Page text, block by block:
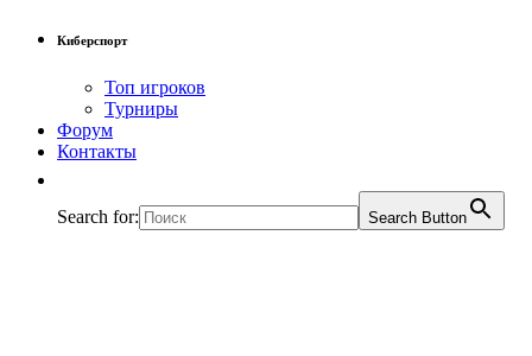
Киберспорт
Топ игроков
Турниры
Форум
Контакты
Search for: Search Button